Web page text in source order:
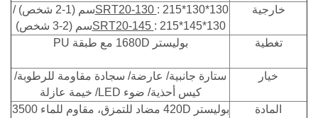
خارجية
SRT20-130 : 215*130*130سم (1-2 شخص) /
SRT20-145 : 215*145*130سم (2-3 شخص)
تغطية
بوليستر 1680D مع طبقة PU
خيار
ستارة جانبية/ عارضة/ سجادة مقاومة للرطوبة/
كيس أحذية/ ضوء LED/ خيمة عازلة
المادة
بوليستر 420D مضاد للتمزق، مقاوم للماء 3500